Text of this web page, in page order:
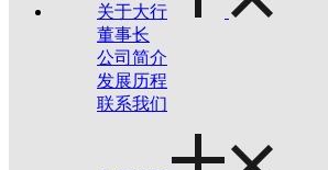
关于大行
董事长
公司简介
发展历程
联系我们